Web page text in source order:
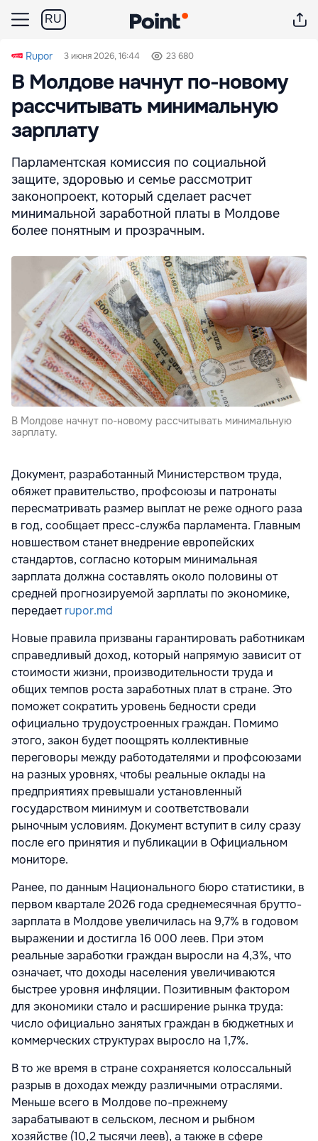
RU
Rupor 3 июня 2026, 16:44 23 680
В Молдове начнут по-новому
рассчитывать минимальную
зарплату
Парламентская комиссия по социальной
защите, здоровью и семье рассмотрит
законопроект, который сделает расчет
минимальной заработной платы в Молдове
более понятным и прозрачным.
В Молдове начнут по-новому рассчитывать минимальную
зарплату.
Документ, разработанный Министерством труда,
обяжет правительство, профсоюзы и патронаты
пересматривать размер выплат не реже одного раза
в год, сообщает пресс-служба парламента. Главным
новшеством станет внедрение европейских
стандартов, согласно которым минимальная
зарплата должна составлять около половины от
средней прогнозируемой зарплаты по экономике,
передаетrupor.md
Новые правила призваны гарантировать работникам
справедливый доход, который напрямую зависит от
стоимости жизни, производительности труда и
общих темпов роста заработных плат в стране. Это
поможет сократить уровень бедности среди
официально трудоустроенных граждан. Помимо
этого, закон будет поощрять коллективные
переговоры между работодателями и профсоюзами
на разных уровнях, чтобы реальные оклады на
предприятиях превышали установленный
государством минимум и соответствовали
рыночным условиям. Документ вступит в силу сразу
после его принятия и публикации в Официальном
мониторе.
Ранее, по данным Национального бюро статистики, в
первом квартале 2026 года среднемесячная брутто-
зарплата в Молдове увеличилась на 9,7% в годовом
выражении и достигла 16 000 леев. При этом
реальные заработки граждан выросли на 4,3%, что
означает, что доходы населения увеличиваются
быстрее уровня инфляции. Позитивным фактором
для экономики стало и расширение рынка труда:
число официально занятых граждан в бюджетных и
коммерческих структурах выросло на 1,7%.
В то же время в стране сохраняется колоссальный
разрыв в доходах между различными отраслями.
Меньше всего в Молдове по-прежнему
зарабатывают в сельском, лесном и рыбном
хозяйстве (10,2 тысячи леев), а также в сфере